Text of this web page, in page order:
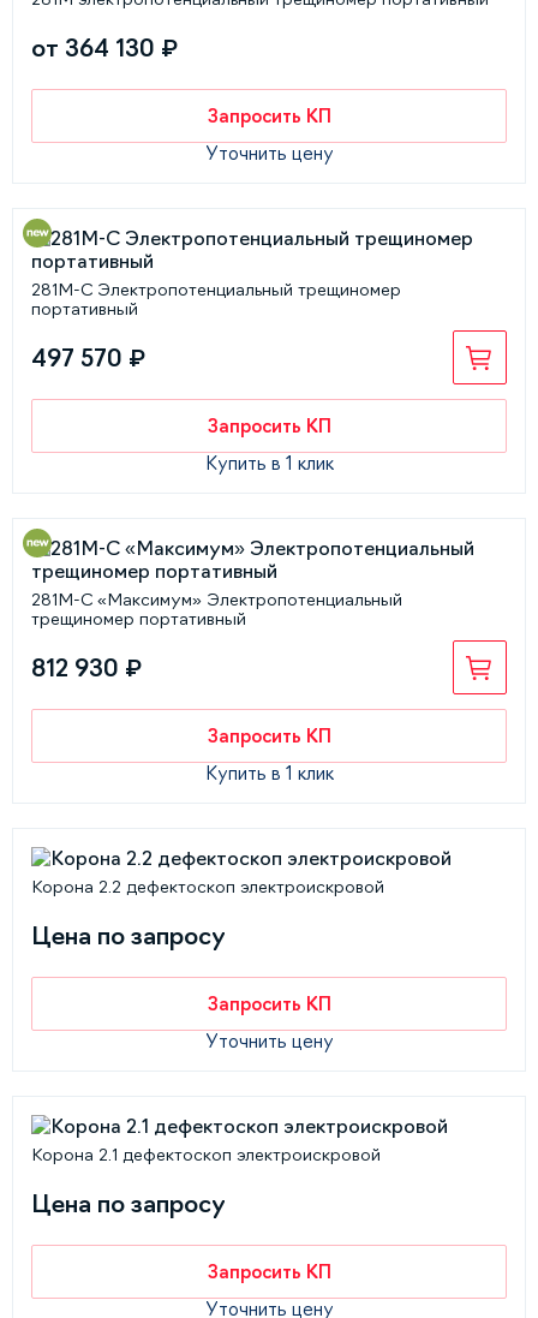
от 364 130 ₽
Запросить КП
Уточнить цену
281М-С Электропотенциальный трещиномер
портативный
497 570 ₽
Запросить КП
Купить в 1 клик
281М-С «Максимум» Электропотенциальный
трещиномер портативный
812 930 ₽
Запросить КП
Купить в 1 клик
Корона 2.2 дефектоскоп электроискровой
Цена по запросу
Запросить КП
Уточнить цену
Корона 2.1 дефектоскоп электроискровой
Цена по запросу
Запросить КП
Уточнить цену